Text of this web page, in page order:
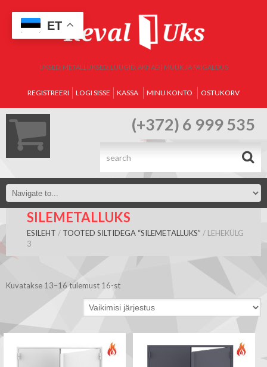
UKSED, METALLUKSED, LUUGID, AKNAD | MÜÜK JA PAIGALDUS
REGISTREERI LOGI SISSE KASSA MINU KONTO OSTUKORV
(+372) 6 999 535
SILEMETALLUKS
ESILEHT / TOOTED SILTIDEGA “SILEMETALLUKS” / LEHEKÜLG
3
Kuvatakse 13–16 tulemust 16-st
ET